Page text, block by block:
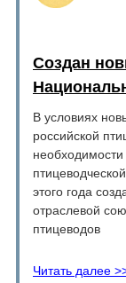
Создан
В условиях
российской
этого года
отраслевой
птицеводов
Читать далее